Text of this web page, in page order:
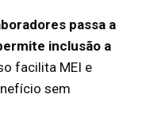
passa a
inclusão a
facilita MEI e
sem